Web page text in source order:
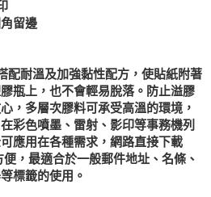
留邊
配耐溫及加強黏性配方，使貼紙附著
瓶上，也不會輕易脫落。防止溢膠
，多層次膠料可承受高溫的環境，
彩色噴墨、雷射、影印等事務機列
應用在各種需求，網路直接下載
，最適合於一般郵件地址、名條、
標籤的使用。